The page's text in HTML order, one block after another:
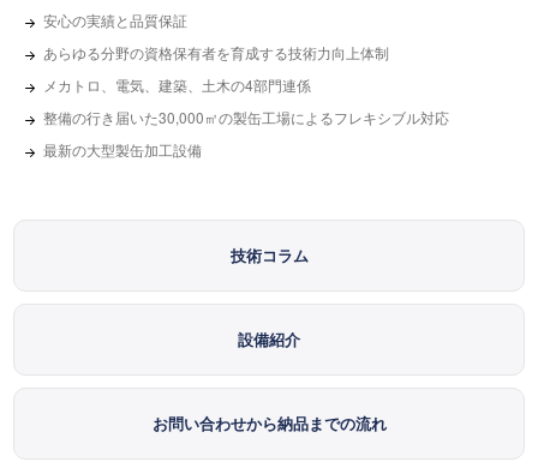
安心の実績と品質保証
あらゆる分野の資格保有者を育成する技術力向上体制
メカトロ、電気、建築、土木の4部門連係
整備の行き届いた30,000㎡の製缶工場によるフレキシブル対応
最新の大型製缶加工設備
技術コラム
設備紹介
お問い合わせから納品までの流れ